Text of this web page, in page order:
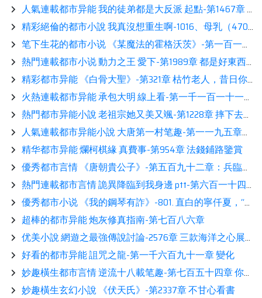
人氣連載都市异能 我的徒弟都是大反派 起點-第1467章 白帝的面子（2-3）看書
精彩絕倫的都市小說 我真沒想重生啊-1016、母乳（4700字求月票）分享
笔下生花的都市小说 《某魔法的霍格沃茨》-第一百一十七章 食死徒要越獄了！分享
熱門連載都市小说 動力之王 愛下-第1989章 都是好東西啊讀書
精彩都市异能 《白骨大聖》-第321章 枯竹老人，昔日你看不起我小凌王，以後我定讓你高攀不起！分享
火熱連載都市异能 承包大明 線上看-第一千一百一十一章 口徑即正義
熱門都市异能小說 老祖宗她又美又颯-第1228章 摔下去，嵌入地面十幾米！分享
人氣連載都市异能小說 大唐第一村笔趣-第一一九五章：臭妹妹還急了讀書
精华都市异能 爛柯棋緣 真費事-第954章 法錢鋪路鑒賞
優秀都市言情 《唐朝貴公子》-第五百九十二章：兵臨城下讀書
熱門連載都市言情 詭異降臨到我身邊 ptt-第六百一十四章 我那麼大一隻的陸劍呢？讀書
優秀都市小说 《我的鋼琴有詐》-801. 直白的寧仟夏，“給我個機會。”鑒賞
超棒的都市异能 炮灰修真指南-第七百八六章
优美小說 網遊之最強傳說討論-2576章 三款海洋之心展示
好看的都市异能 詛咒之龍-第一千六百九十一章 變化
妙趣橫生都市言情 逆流十八載笔趣-第七百五十四章 你是認真的？展示
妙趣橫生玄幻小說 《伏天氏》-第2337章 不甘心看書